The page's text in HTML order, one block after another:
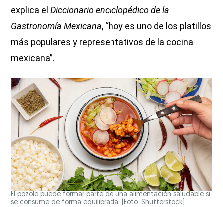
explica elDiccionario enciclopédico de la
Gastronomía Mexicana, “hoy es uno de los platillos
más populares y representativos de la cocina
mexicana”.
El pozole puede formar parte de una alimentación saludable si
se consume de forma equilibrada. (Foto: Shutterstock).